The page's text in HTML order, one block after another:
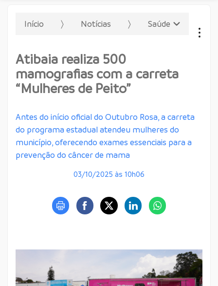
Início Notícias Saúde
Atibaia realiza 500
mamografias com a carreta
“Mulheres de Peito”
Antes do início oficial do Outubro Rosa, a carreta
do programa estadual atendeu mulheres do
município, oferecendo exames essenciais para a
prevenção do câncer de mama
03/10/2025 às 10h06